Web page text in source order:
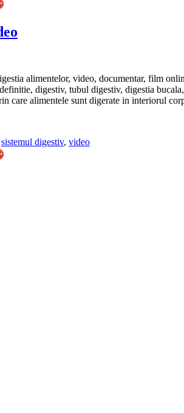
alimentelor, video, documentar, film
digestiv, tubul digestiv, digestia
care alimentele sunt digerate in interiorul
sistemul digestiv, video